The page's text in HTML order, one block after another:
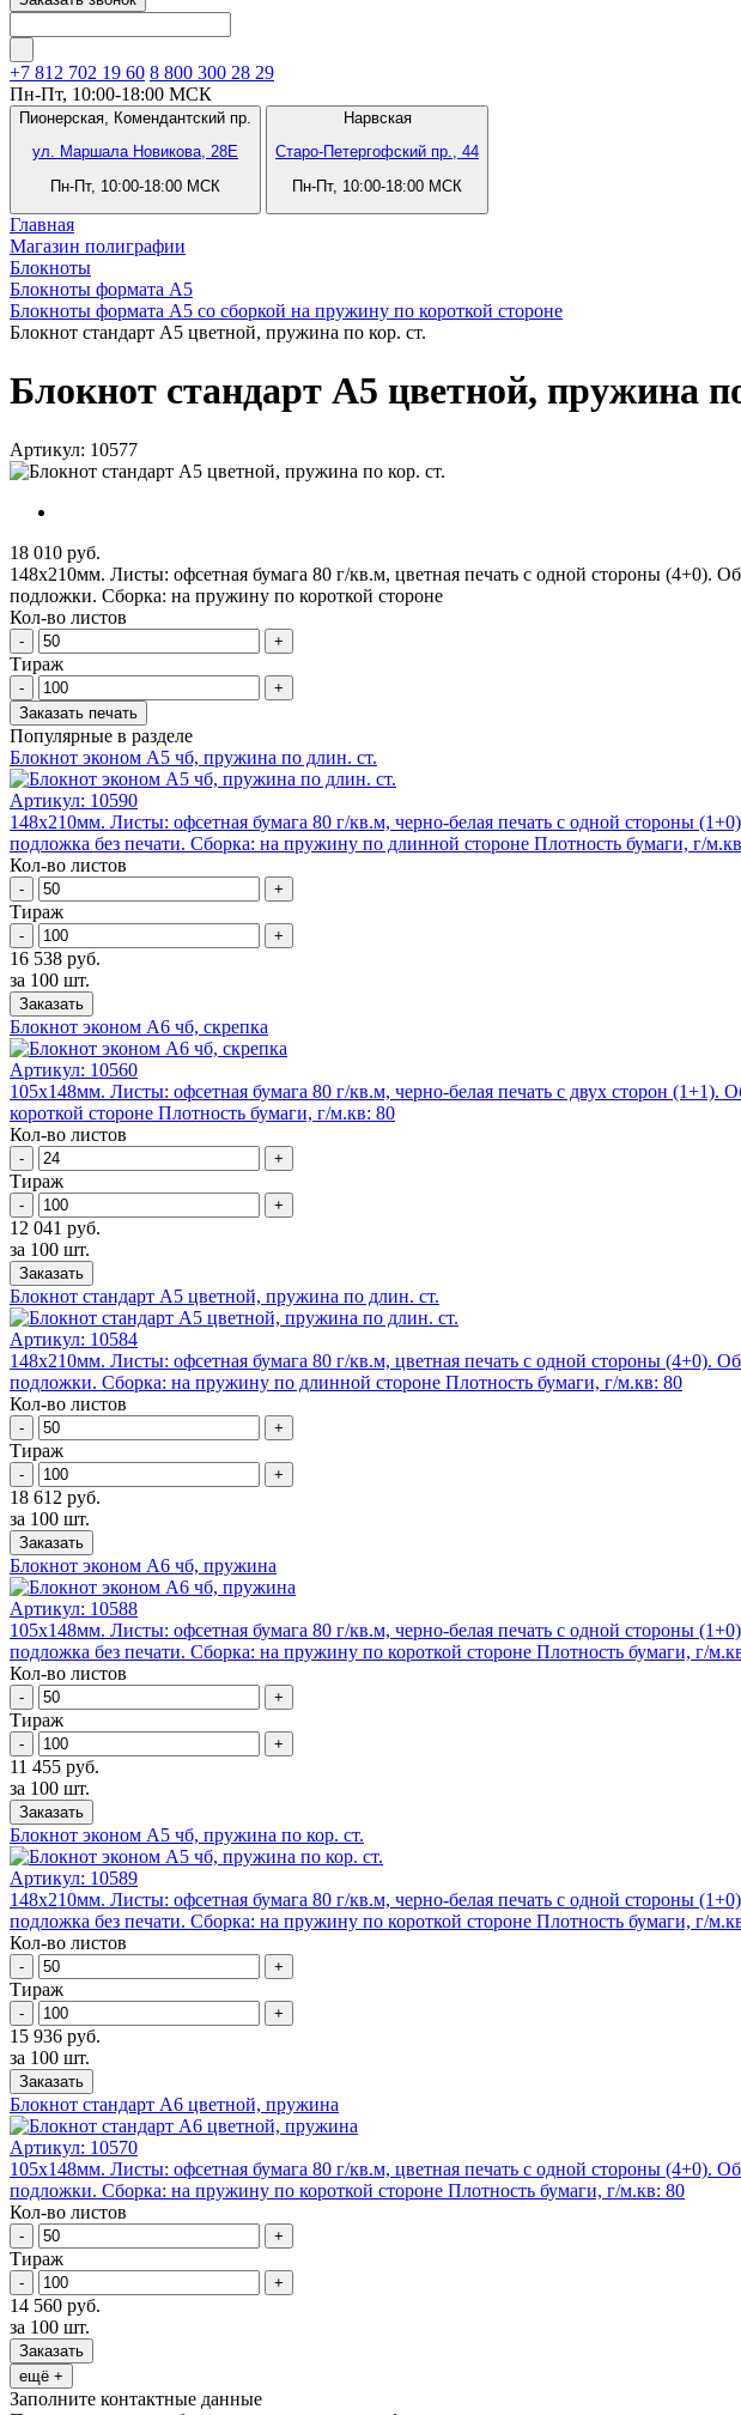
+7 812 702 19 60 8 800 300 28 29
Пн-Пт, 10:00-18:00 МСК
Пионерская, Комендантский пр.
ул. Маршала Новикова, 28Е
Пн-Пт, 10:00-18:00 МСК
Нарвская
Старо-Петергофский пр., 44
Пн-Пт, 10:00-18:00 МСК
Главная
Магазин полиграфии
Блокноты
Блокноты формата А5
Блокноты формата А5 со сборкой на пружину по короткой стороне
Блокнот стандарт А5 цветной, пружина по кор. ст.
Блокнот стандарт А5 цветной, пружина
Артикул: 10577
18 010 руб.
148х210мм. Листы: офсетная бумага 80 г/кв.м, цветная печать с одной стороны
подложки. Сборка: на пружину по короткой стороне
Кол-во листов
- +
Тираж
-
+
Заказать печать
Популярные в разделе
Блокнот эконом А5 чб, пружина по длин. ст.
Артикул: 10590
148х210мм. Листы: офсетная бумага 80 г/кв.м, черно-белая печать с одной стороны
подложка без печати. Сборка: на пружину по длинной стороне Плотность бумаги, г/
Кол-во листов
- +
Тираж
- +
16 538 руб.
за 100 шт.
Заказать
Блокнот эконом А6 чб, скрепка
Артикул: 10560
105х148мм. Листы: офсетная бумага 80 г/кв.м, черно-белая печать с двух сторон
короткой стороне Плотность бумаги, г/м.кв: 80
Кол-во листов
- +
Тираж
- +
12 041 руб.
за 100 шт.
Заказать
Блокнот стандарт А5 цветной, пружина по длин. ст.
Артикул: 10584
148х210мм. Листы: офсетная бумага 80 г/кв.м, цветная печать с одной стороны
подложки. Сборка: на пружину по длинной стороне Плотность бумаги, г/м.кв: 80
Кол-во листов
- +
Тираж
- +
18 612 руб.
за 100 шт.
Заказать
Блокнот эконом А6 чб, пружина
Артикул: 10588
105х148мм. Листы: офсетная бумага 80 г/кв.м, черно-белая печать с одной стороны
подложка без печати. Сборка: на пружину по короткой стороне Плотность бумаги, г/
Кол-во листов
- +
Тираж
- +
11 455 руб.
за 100 шт.
Заказать
Блокнот эконом А5 чб, пружина по кор. ст.
Артикул: 10589
148х210мм. Листы: офсетная бумага 80 г/кв.м, черно-белая печать с одной стороны
подложка без печати. Сборка: на пружину по короткой стороне Плотность бумаги, г/
Кол-во листов
- +
Тираж
- +
15 936 руб.
за 100 шт.
Заказать
Блокнот стандарт А6 цветной, пружина
Артикул: 10570
105х148мм. Листы: офсетная бумага 80 г/кв.м, цветная печать с одной стороны
подложки. Сборка: на пружину по короткой стороне Плотность бумаги, г/м.кв: 80
Кол-во листов
- +
Тираж
- +
14 560 руб.
за 100 шт.
Заказать
ещё +
Заполните контактные данные